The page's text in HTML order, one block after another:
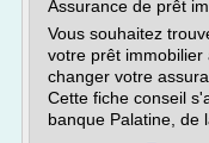
Assurance de prêt
Vous souhaitez
votre prêt immobilier
changer votre
Cette fiche conseil
banque Palatine, de